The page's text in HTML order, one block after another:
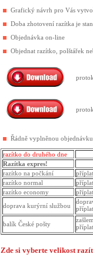
Grafický návrh pro Vás
Doba zhotovení razítka je
Objednávka on-line
Objednat razítko, polštářek
Řádně vyplněnou
razítko do druhého dne
Razítka expres!
razítko na počkání
razítko normal
razítko economy
doprava kurýrní službou
balík České pošty
Zde si vyberte velikost